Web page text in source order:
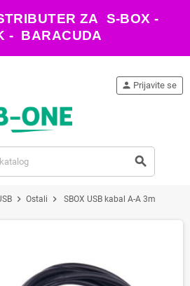
ZA S-BOX -
- BARACUDA
search
person Prijavite se
chevron_right Ostali chevron_right SBOX USB kabal A-A 3m